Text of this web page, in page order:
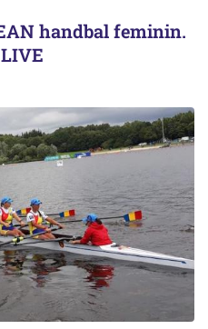
handbal feminin.